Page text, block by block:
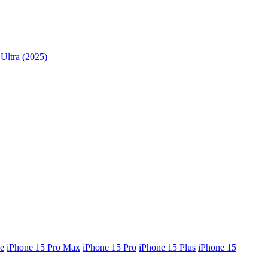
(2025)
iPhone 15 Pro Max iPhone 15 Pro iPhone 15 Plus iPhone 15